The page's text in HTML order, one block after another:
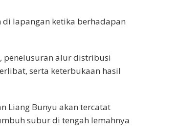
di lapangan ketika berhadapan
penelusuran alur distribusi
serta keterbukaan hasil
Liang Bunyu akan tercatat
subur di tengah lemahnya